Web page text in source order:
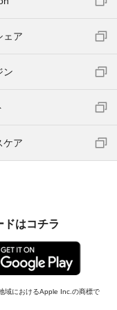
ェア
ン
ケア
はコチラ
域におけるApple Inc.の商標で